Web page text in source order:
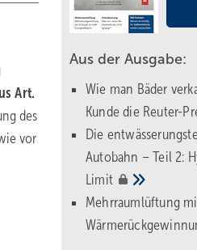
Art.
des
vor
Aus der Ausgabe:
Wie man Bäder
Kunde die Reuter-
Die
Autobahn – Teil 2:
Limit
Mehrraumlüftung